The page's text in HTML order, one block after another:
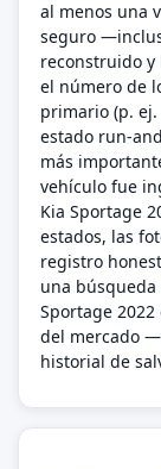
al menos una
seguro
reconstruido y
el número de
primario (p. ej.
estado run-
más
vehículo fue
Kia Sportage
estados, las
registro
una
Sportage
del mercado
historial de